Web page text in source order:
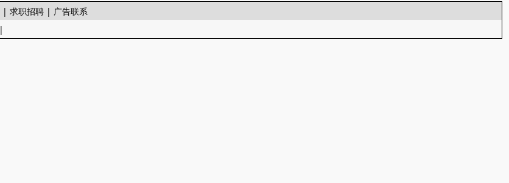
|求职招聘 | 广告联系
|